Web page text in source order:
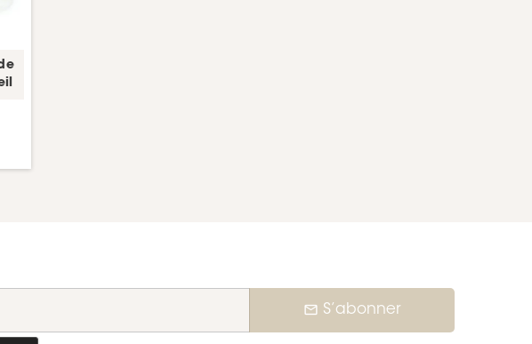
mail_outline S’abonner